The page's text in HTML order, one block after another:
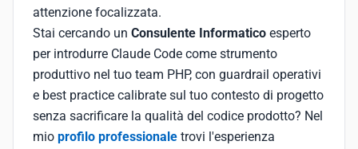
attenzione focalizzata.
Stai cercando un Consulente Informatico esperto
per introdurre Claude Code come strumento
produttivo nel tuo team PHP, con guardrail operativi
e best practice calibrate sul tuo contesto di progetto
senza sacrificare la qualità del codice prodotto? Nel
mio profilo professionale trovi l'esperienza